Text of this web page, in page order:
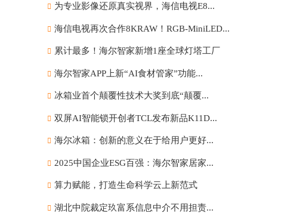
为专业影像还原真实视界，海信电视E8...
海信电视再次合作8KRAW！RGB-MiniLED...
累计最多！海尔智家新增1座全球灯塔工厂
海尔智家APP上新“AI食材管家”功能...
冰箱业首个颠覆性技术大奖到底“颠覆...
双屏AI智能锁开创者TCL发布新品K11D...
海尔冰箱：创新的意义在于给用户更好...
2025中国企业ESG百强：海尔智家居家...
算力赋能，打造生命科学云上新范式
湖北中院裁定玖富系信息中介不用担责...